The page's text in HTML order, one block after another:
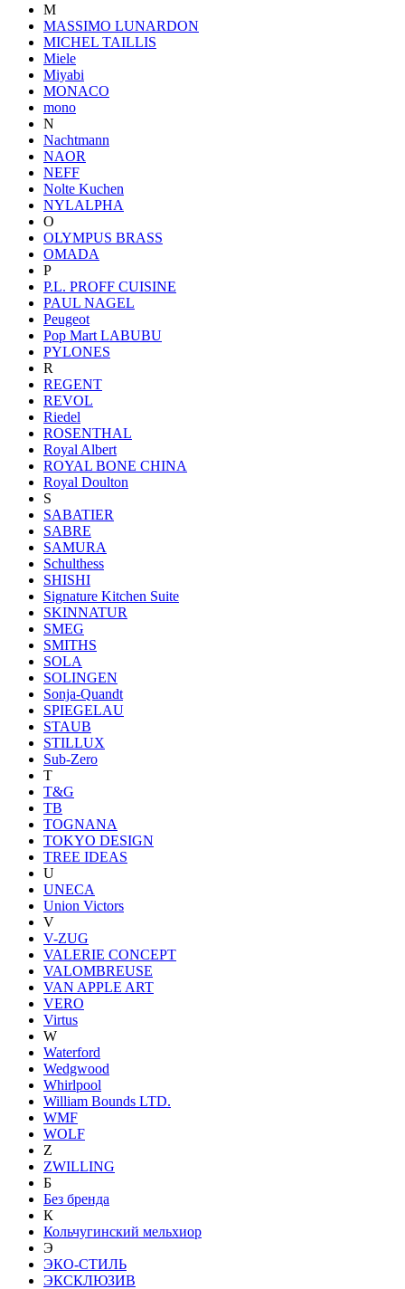
M
MASSIMO LUNARDON
MICHEL TAILLIS
Miele
Miyabi
MONACO
mono
N
Nachtmann
NAOR
NEFF
Nolte Kuchen
NYLALPHA
O
OLYMPUS BRASS
OMADA
P
P.L. PROFF CUISINE
PAUL NAGEL
Peugeot
Pop Mart LABUBU
PYLONES
R
REGENT
REVOL
Riedel
ROSENTHAL
Royal Albert
ROYAL BONE CHINA
Royal Doulton
S
SABATIER
SABRE
SAMURA
Schulthess
SHISHI
Signature Kitchen Suite
SKINNATUR
SMEG
SMITHS
SOLA
SOLINGEN
Sonja-Quandt
SPIEGELAU
STAUB
STILLUX
Sub-Zero
T
T&G
TB
TOGNANA
TOKYO DESIGN
TREE IDEAS
U
UNECA
Union Victors
V
V-ZUG
VALERIE CONCEPT
VALOMBREUSE
VAN APPLE ART
VERO
Virtus
W
Waterford
Wedgwood
Whirlpool
William Bounds LTD.
WMF
WOLF
Z
ZWILLING
Б
Без бренда
К
Кольчугинский мельхиор
Э
ЭКО-СТИЛЬ
ЭКСКЛЮЗИВ